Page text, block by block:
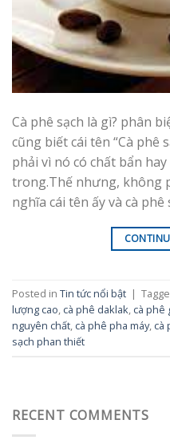
Cà phê sạch là gì? phân
cũng biết cái tên “Cà phê
phải vì nó có chất bẩn
trong.Thế nhưng, không
nghĩa cái tên ấy và cà phê
Posted in Tin tức nổi bật |
lượng cao, cà phê daklak, cà phê
nguyên chất, cà phê pha máy, cà
sạch phan thiết
RECENT COMMENTS